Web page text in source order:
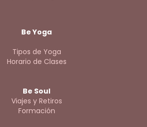
Be Yoga
Tipos de Yoga
Horario de Clases
Be Soul
Viajes y Retiros
Formación